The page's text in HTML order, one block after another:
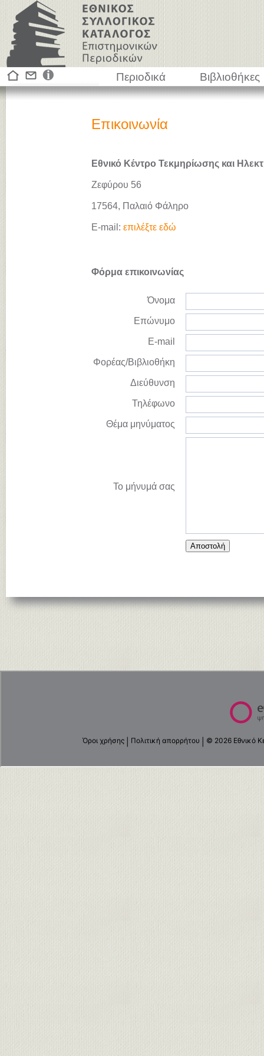
Περιοδικά Βιβλιοθήκες
Επικοινωνία
Εθνικό Κέντρο Τεκμηρίωσης και
Ζεφύρου 56
17564, Παλαιό Φάληρο
E-mail: επιλέξτε εδώ
Φόρμα επικοινωνίας
Όνομα
Επώνυμο
E-mail
Φορέας/Βιβλιοθήκη
Διεύθυνση
Τηλέφωνο
Θέμα μηνύματος
Το μήνυμά σας
Αποστολή